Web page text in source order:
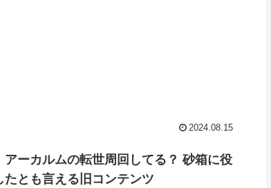
2024.08.15
ーカルムの転世周回してる？ 砂箱に役
たとも言える旧コンテンツ